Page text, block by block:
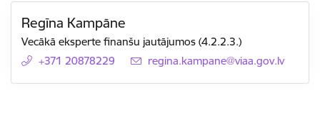
Regīna Kampāne
Vecākā eksperte finanšu jautājumos (4.2.2.3.)
+371 20878229
E-pasts:
regina.kampane@viaa.gov.lv